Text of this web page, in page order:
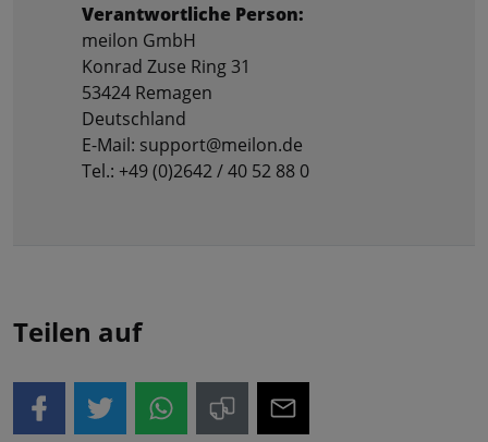
Verantwortliche Person:
meilon GmbH
Konrad Zuse Ring 31
53424 Remagen
Deutschland
E-Mail: support@meilon.de
Tel.: +49 (0)2642 / 40 52 88 0
Teilen auf